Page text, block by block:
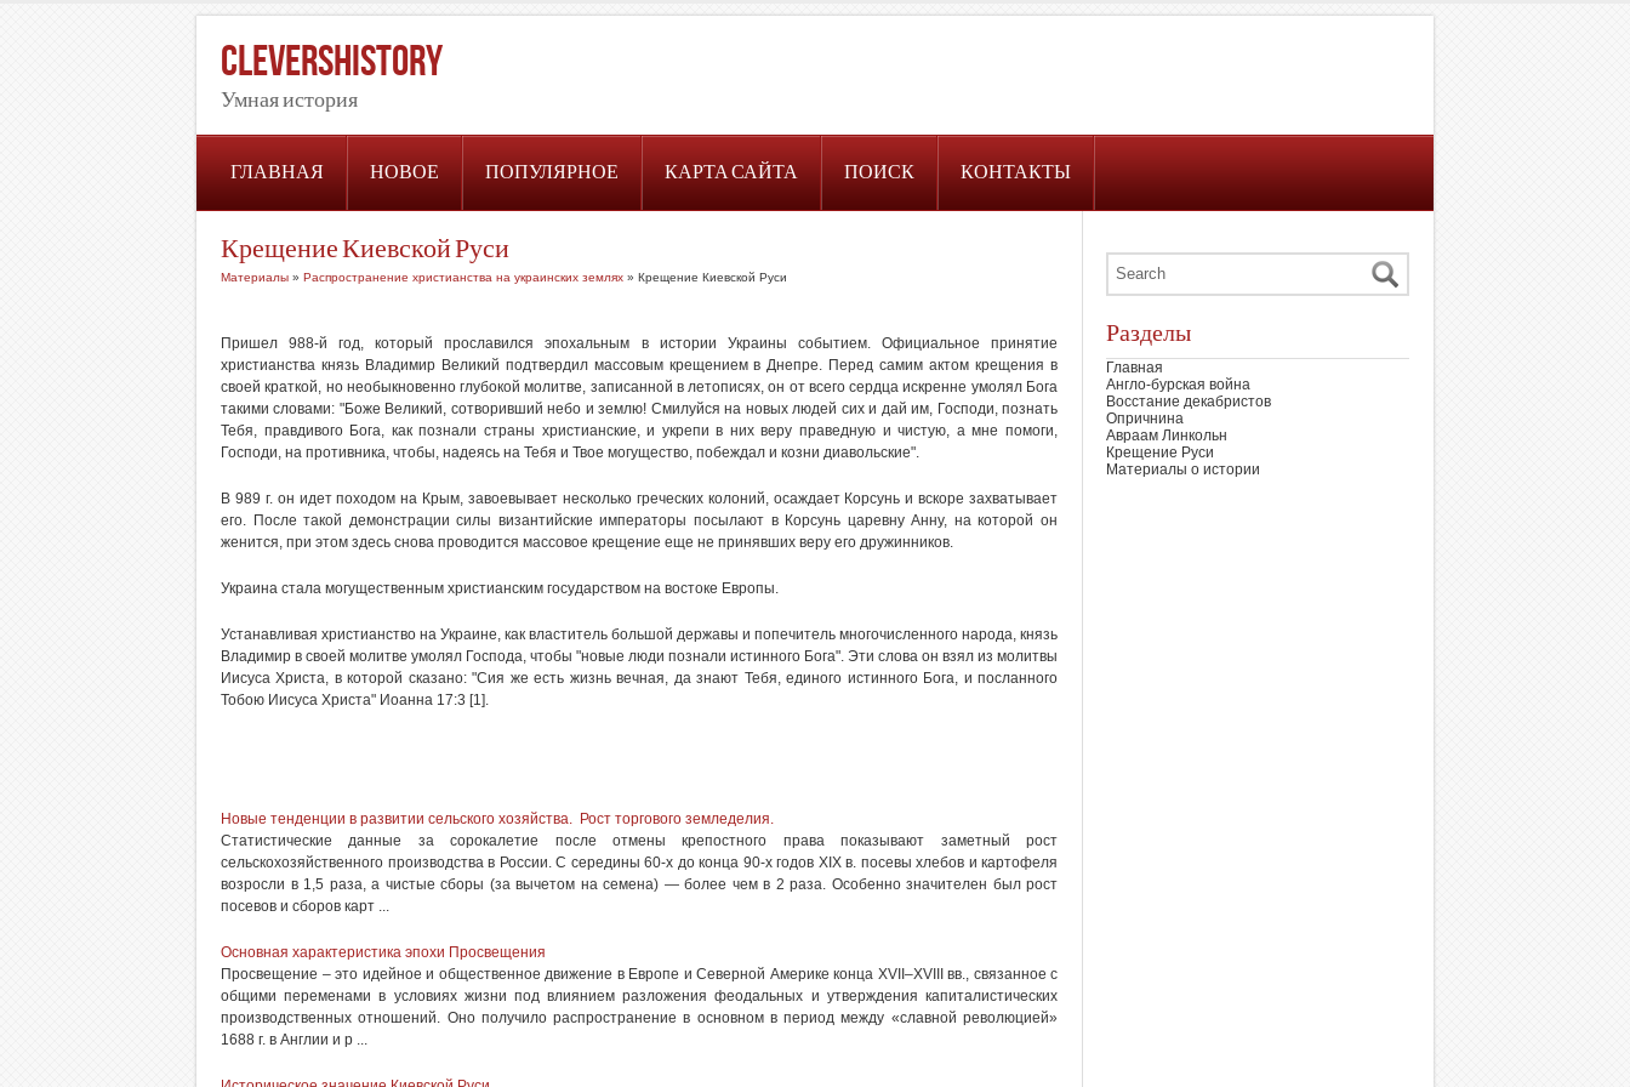
CleversHistory
Умная история
ГЛАВНАЯ НОВОЕ ПОПУЛЯРНОЕ КАРТА САЙТА ПОИСК КОНТАКТЫ
Крещение Киевской Руси
Материалы » Распространение христианства на украинских землях » Крещение Киевской Руси
Пришел 988-й год, который прославился эпохальным в истории Украины событием. Официальное принятие
христианства князь Владимир Великий подтвердил массовым крещением в Днепре. Перед самим актом крещения в
своей краткой, но необыкновенно глубокой молитве, записанной в летописях, он от всего сердца искренне умолял Бога
такими словами: "Боже Великий, сотворивший небо и землю! Смилуйся на новых людей сих и дай им, Господи, познать
Тебя, правдивого Бога, как познали страны христианские, и укрепи в них веру праведную и чистую, а мне помоги,
Господи, на противника, чтобы, надеясь на Тебя и Твое могущество, побеждал и козни диавольские".
В 989 г. он идет походом на Крым, завоевывает несколько греческих колоний, осаждает Корсунь и вскоре захватывает
его. После такой демонстрации силы византийские императоры посылают в Корсунь царевну Анну, на которой он
женится, при этом здесь снова проводится массовое крещение еще не принявших веру его дружинников.
Украина стала могущественным христианским государством на востоке Европы.
Устанавливая христианство на Украине, как властитель большой державы и попечитель многочисленного народа, князь
Владимир в своей молитве умолял Господа, чтобы "новые люди познали истинного Бога". Эти слова он взял из молитвы
Иисуса Христа, в которой сказано: "Сия же есть жизнь вечная, да знают Тебя, единого истинного Бога, и посланного
Тобою Иисуса Христа" Иоанна 17:3 [1].
Новые тенденции в развитии сельского хозяйства. Рост торгового земледелия.
Статистические данные за сорокалетие после отмены крепостного права показывают заметный рост
сельскохозяйственного производства в России. С середины 60-х до конца 90-х годов XIX в. посевы хлебов и картофеля
возросли в 1,5 раза, а чистые сборы (за вычетом на семена) — более чем в 2 раза. Особенно значителен был рост
посевов и сборов карт ...
Основная характеристика эпохи Просвещения
Просвещение – это идейное и общественное движение в Европе и Северной Америке конца XVII–XVIII вв., связанное с
общими переменами в условиях жизни под влиянием разложения феодальных и утверждения капиталистических
производственных отношений. Оно получило распространение в основном в период между «славной революцией»
1688 г. в Англии и р ...
Разделы
Главная
Англо-бурская война
Восстание декабристов
Опричнина
Авраам Линкольн
Крещение Руси
Материалы о истории